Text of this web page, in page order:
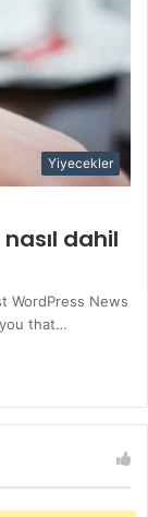
Yiyecekler
dahil
WordPress News
that…